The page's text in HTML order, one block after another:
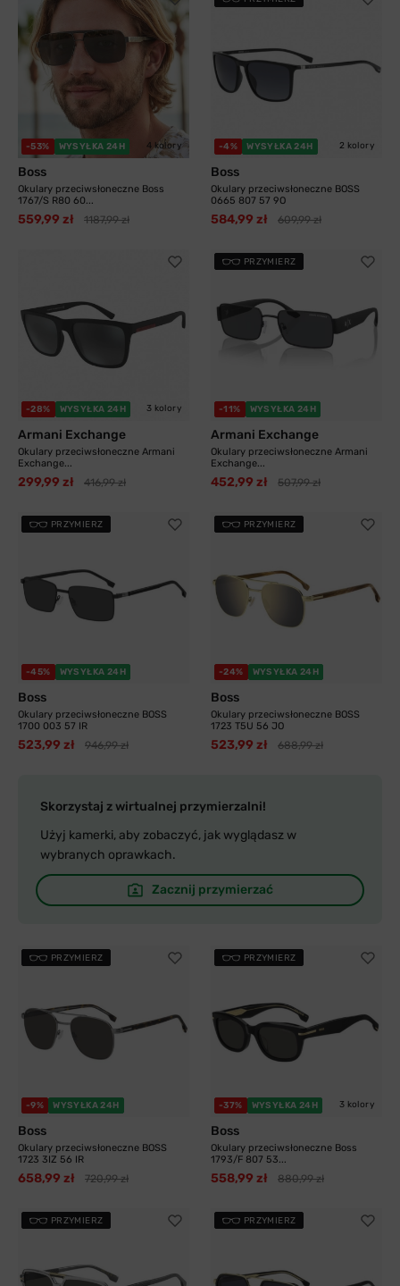
-53% WYSYŁKA 24H 4 kolory
Boss
Okulary przeciwsłoneczne Boss
1767/S R80 60...
559,99 zł 1187,99 zł
-4% WYSYŁKA 24H 2 kolory
Boss
Okulary przeciwsłoneczne BOSS
0665 807 57 9O
584,99 zł 609,99 zł
-28% WYSYŁKA 24H 3 kolory
Armani Exchange
Okulary przeciwsłoneczne Armani
Exchange...
299,99 zł 416,99 zł
PRZYMIERZ
-11% WYSYŁKA 24H
Armani Exchange
Okulary przeciwsłoneczne Armani
Exchange...
452,99 zł 507,99 zł
PRZYMIERZ
-45% WYSYŁKA 24H
Boss
Okulary przeciwsłoneczne BOSS
1700 003 57 IR
523,99 zł 946,99 zł
PRZYMIERZ
-24% WYSYŁKA 24H
Boss
Okulary przeciwsłoneczne BOSS
1723 T5U 56 JO
523,99 zł 688,99 zł
Skorzystaj z wirtualnej przymierzalni!
Użyj kamerki, aby zobaczyć, jak wyglądasz w
wybranych oprawkach.
Zacznij przymierzać
PRZYMIERZ
-9% WYSYŁKA 24H
Boss
Okulary przeciwsłoneczne BOSS
1723 3IZ 56 IR
658,99 zł 720,99 zł
PRZYMIERZ
-37% WYSYŁKA 24H 3 kolory
Boss
Okulary przeciwsłoneczne Boss
1793/F 807 53...
558,99 zł 880,99 zł
PRZYMIERZ PRZYMIERZ